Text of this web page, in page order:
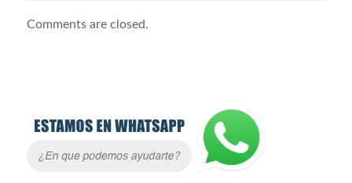
Comments are closed.